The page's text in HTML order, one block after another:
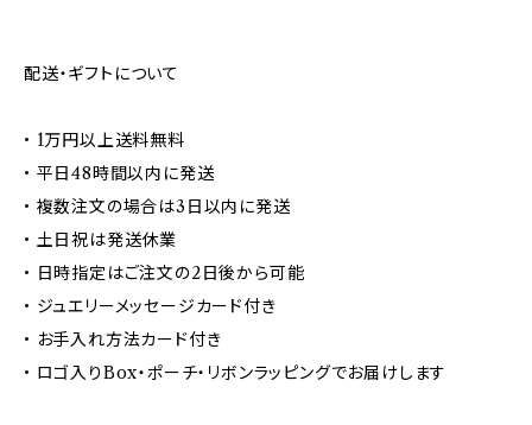
配送・ギフトについて
• 1万円以上送料無料
• 平日48時間以内に発送
• 複数注文の場合は3日以内に発送
• 土日祝は発送休業
• 日時指定はご注文の2日後から可能
• ジュエリーメッセージカード付き
• お手入れ方法カード付き
• ロゴ入りBox・ポーチ・リボンラッピングでお届けします